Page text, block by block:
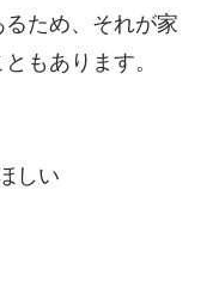
ため、それが家
もあります。
しい